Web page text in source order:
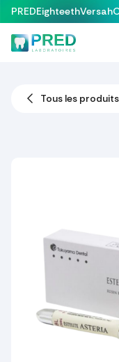
Se rendre au contenu
PREDEighteethVersah
Tous les produits